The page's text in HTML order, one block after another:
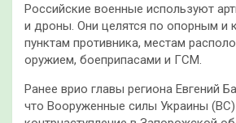
Российские военные используют
и дроны. Они целятся по опорным и
пунктам противника, местам
оружием, боеприпасами и ГСМ.
Ранее врио главы региона Евгений
что Вооруженные силы Украины (ВС)